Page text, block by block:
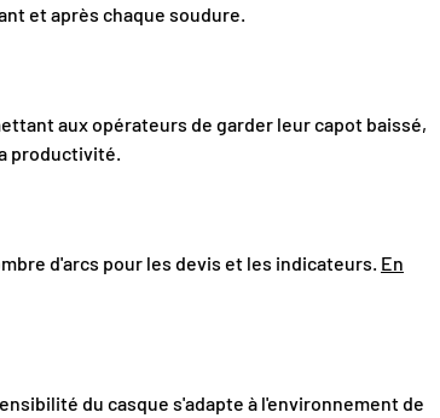
et après chaque soudure.
aux opérateurs de garder leur capot baissé,
productivité.
d'arcs pour les devis et les indicateurs. En
du casque s'adapte à l'environnement de